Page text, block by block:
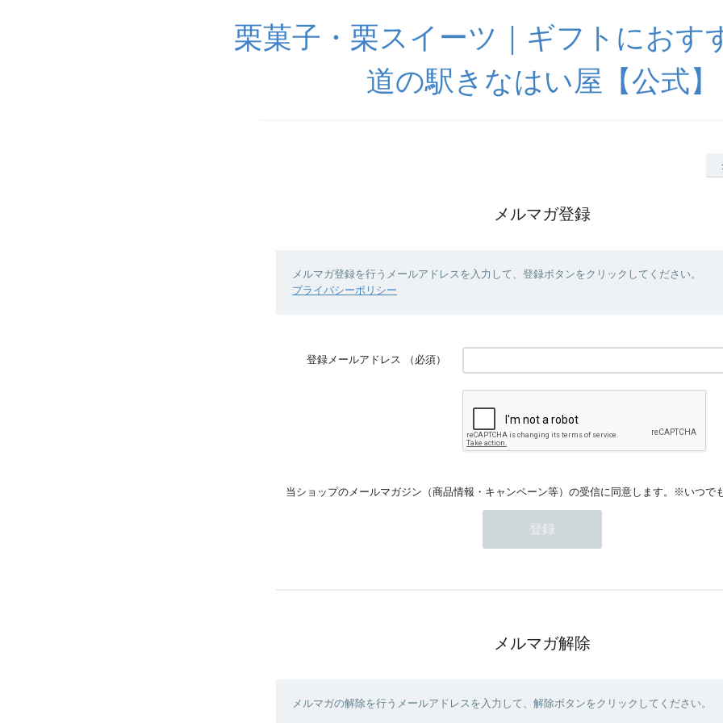
栗菓子・栗スイーツ｜ギフトにおす
道の駅きなはい屋【公式】
メルマガ登録
メルマガ登録を行うメールアドレスを入力して、登録ボタンをクリックしてください。
プライバシーポリシー
登録メールアドレス （必須）
当ショップのメールマガジン（商品情報・キャンペーン等）の受信に同意します。※いつで
メルマガ解除
メルマガの解除を行うメールアドレスを入力して、解除ボタンをクリックしてください。